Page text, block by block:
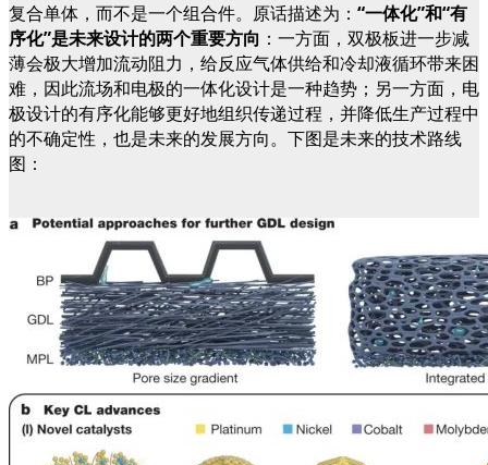
复合单体，而不是一个组合件。原话描述为： “一体化”和“有
序化”是未来设计的两个重要方向 ：一方面，双极板进一步减
薄会极大增加流动阻力，给反应气体供给和冷却液循环带来困
难，因此流场和电极的一体化设计是一种趋势；另一方面，电
极设计的有序化能够更好地组织传递过程，并降低生产过程中
的不确定性，也是未来的发展方向。下图是未来的技术路线
图：